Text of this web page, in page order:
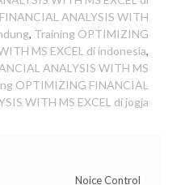
ANALYSIS WITH
, Training OPTIMIZING
MS EXCEL di indonesia,
ANALYSIS WITH MS
OPTIMIZING FINANCIAL
WITH MS EXCEL di jogja
Noice Control